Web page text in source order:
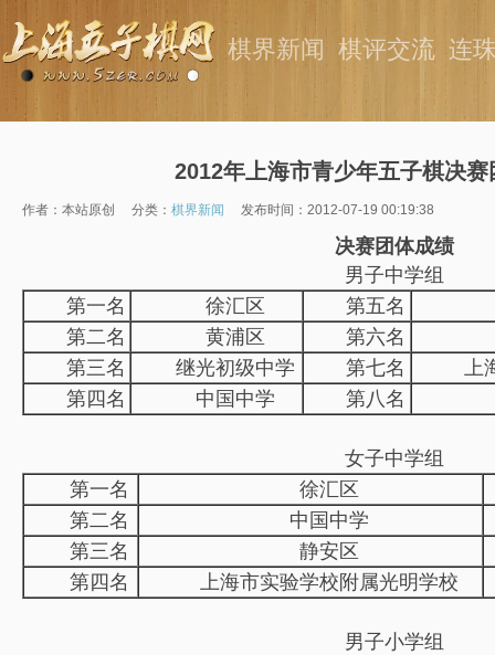
棋界新闻 棋评交流 连
2012年上海市青少年五子棋决赛
作者：本站原创 分类： 棋界新闻 发布时间：2012-07-19 00:19:38
决赛团体成绩
男子中学组
第一名
徐汇区
第五名
第二名
黄浦区
第六名
第三名
继光初级中学 第七名
上
第四名
中国中学 第八名
女子中学组
第一名
徐汇区
第二名
中国中学
第三名
静安区
第四名
上海市实验学校附属光明学校
男子小学组